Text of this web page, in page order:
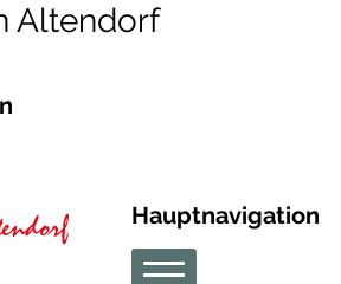
Altendorf
Hauptnavigation